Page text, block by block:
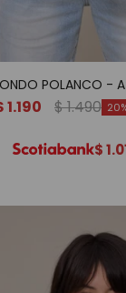
POLANCO -
1.190 $1.490 20
$